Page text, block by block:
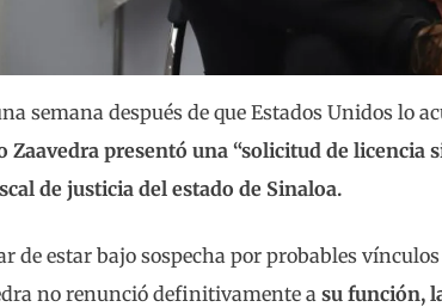
semana después de que Estados Unidos lo
Zaavedra presentó una “solicitud de licencia
de justicia del estado de Sinaloa.
de estar bajo sospecha por probables
no renunció definitivamente a su función,